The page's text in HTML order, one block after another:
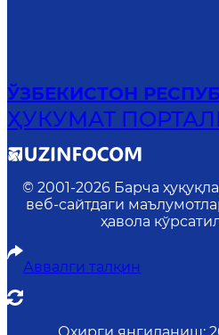
ЎЗБЕКИСТОН
ҲУКУМАТ
© 2001-2026 Барча
веб-сайтдаги
ҳавола
Аввалги талқин